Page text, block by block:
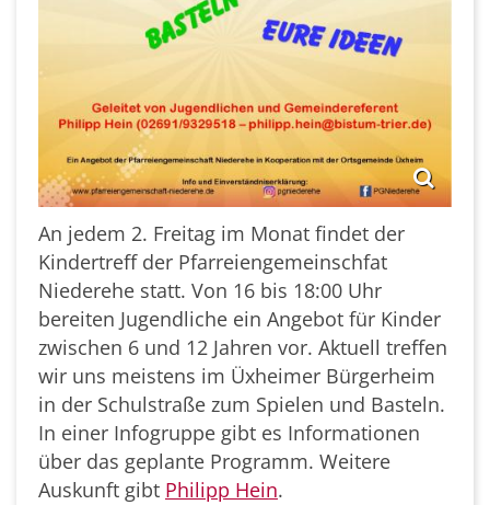
An jedem 2. Freitag im Monat findet der
Kindertreff der Pfarreiengemeinschfat
Niederehe statt. Von 16 bis 18:00 Uhr
bereiten Jugendliche ein Angebot für Kinder
zwischen 6 und 12 Jahren vor. Aktuell treffen
wir uns meistens im Üxheimer Bürgerheim
in der Schulstraße zum Spielen und Basteln.
In einer Infogruppe gibt es Informationen
über das geplante Programm. Weitere
Auskunft gibt Philipp Hein.